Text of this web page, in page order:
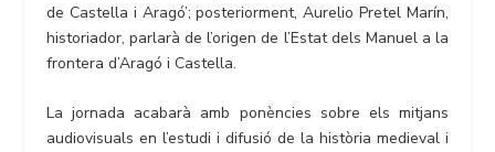
de Castella i Aragó’; posteriorment, Aurelio Pretel Marín,
historiador, parlarà de l’origen de l’Estat dels Manuel a la
frontera d’Aragó i Castella.
La jornada acabarà amb ponències sobre els mitjans
audiovisuals en l’estudi i difusió de la història medieval i